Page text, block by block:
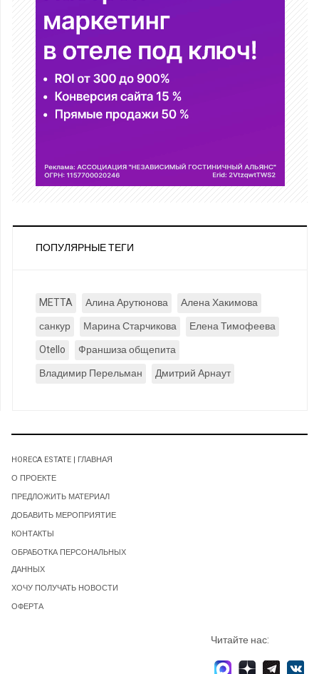
ПОПУЛЯРНЫЕ ТЕГИ
METTA Алина Арутюнова
Алена Хакимова
санкур
Марина Старчикова
Елена Тимофеева
Otello
Франшиза общепита
Владимир Перельман
Дмитрий Арнаут
HORECA ESTATE | ГЛАВНАЯ
О ПРОЕКТЕ
ПРЕДЛОЖИТЬ МАТЕРИАЛ
ДОБАВИТЬ МЕРОПРИЯТИЕ
КОНТАКТЫ
ОБРАБОТКА ПЕРСОНАЛЬНЫХ
ДАННЫХ
ХОЧУ ПОЛУЧАТЬ НОВОСТИ
ОФЕРТА
Читайте нас: